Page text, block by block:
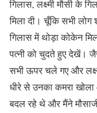
गिलास, लक्ष्मी मौसी के
मिला दी। चूँकि सभी
गिलास में थोड़ा कोकेन
पत्नी को चुदते हुए देखें।
सभी ऊपर चले गए और
धीरे से उनका कमरा
बदल रहे थे और मैंने